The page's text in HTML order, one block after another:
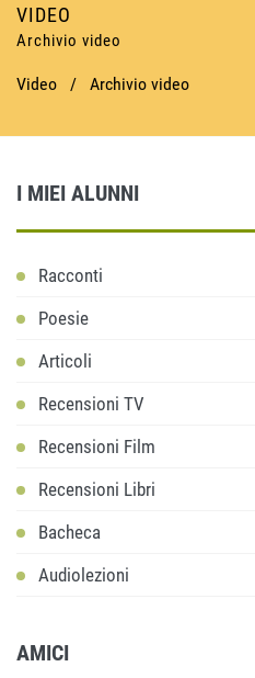
VIDEO
Archivio video
Video / Archivio video
I MIEI ALUNNI
Racconti
Poesie
Articoli
Recensioni TV
Recensioni Film
Recensioni Libri
Bacheca
Audiolezioni
AMICI